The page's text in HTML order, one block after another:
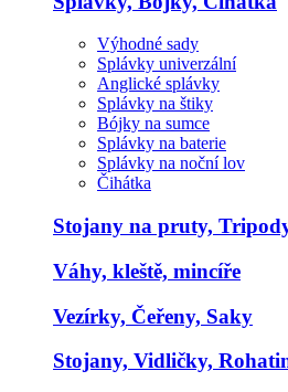
Výhodné sady
Splávky univerzální
Anglické splávky
Splávky na štiky
Bójky na sumce
Splávky na baterie
Splávky na noční lov
Čihátka
Stojany na pruty,
Váhy, kleště, mincíře
Vezírky, Čeřeny, Saky
Stojany, Vidličky,